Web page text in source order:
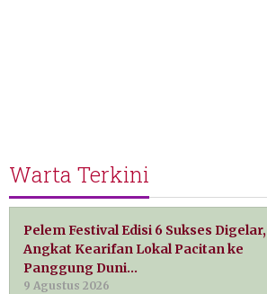
Warta Terkini
Pelem Festival Edisi 6 Sukses Digelar,
Angkat Kearifan Lokal Pacitan ke
Panggung Duni…
9 Agustus 2026